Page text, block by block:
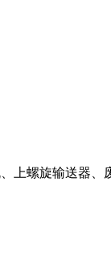
螺旋输送器